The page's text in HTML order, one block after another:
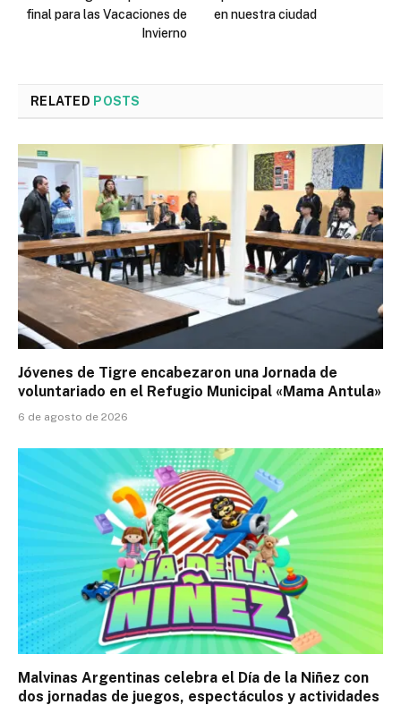
final para las Vacaciones de
Invierno
en nuestra ciudad
RELATED POSTS
Jóvenes de Tigre encabezaron una Jornada de
voluntariado en el Refugio Municipal «Mama Antula»
6 de agosto de 2026
Malvinas Argentinas celebra el Día de la Niñez con
dos jornadas de juegos, espectáculos y actividades